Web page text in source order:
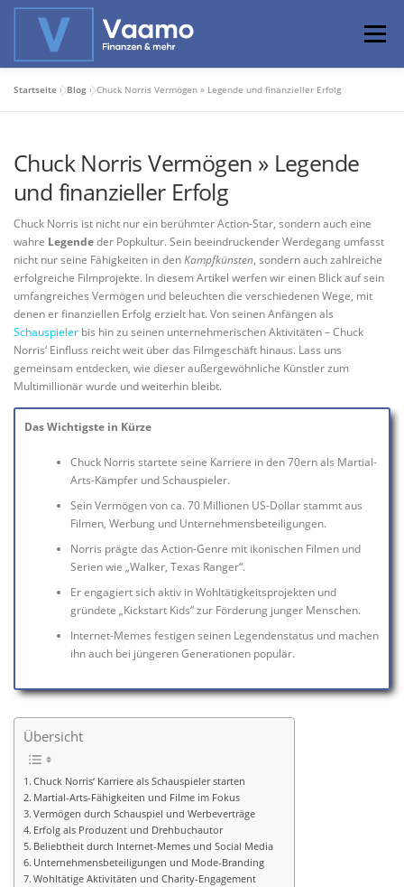
Zum
Menü
PROFIWISSEN ALTERSVORSORGE
PRIVATIER WERDEN
Startseite »Blog »Chuck Norris Vermögen » Legende und finanzieller Erfolg
Chuck Norris Vermögen » Legende
und finanzieller Erfolg
Chuck Norris ist nicht nur ein berühmter Action-Star, sondern auch eine
wahre Legendeder Popkultur. Sein beeindruckender Werdegang umfasst
nicht nur seine Fähigkeiten in denKampfkünsten, sondern auch zahlreiche
erfolgreiche Filmprojekte. In diesem Artikel werfen wir einen Blick auf sein
umfangreiches Vermögen und beleuchten die verschiedenen Wege, mit
denen er finanziellen Erfolg erzielt hat. Von seinen Anfängen als
Schauspieler bis hin zu seinen unternehmerischen Aktivitäten – Chuck
Norris‘ Einfluss reicht weit über das Filmgeschäft hinaus. Lass uns
gemeinsam entdecken, wie dieser außergewöhnliche Künstler zum
Multimillionär wurde und weiterhin bleibt.
Das Wichtigste in Kürze
Chuck Norris startete seine Karriere in den 70ern als Martial-
Arts-Kämpfer und Schauspieler.
Sein Vermögen von ca. 70 Millionen US-Dollar stammt aus
Filmen, Werbung und Unternehmensbeteiligungen.
Norris prägte das Action-Genre mit ikonischen Filmen und
Serien wie „Walker, Texas Ranger“.
Er engagiert sich aktiv in Wohltätigkeitsprojekten und
gründete „Kickstart Kids“ zur Förderung junger Menschen.
Internet-Memes festigen seinen Legendenstatus und machen
ihn auch bei jüngeren Generationen populär.
Übersicht
Chuck Norris‘ Karriere als Schauspieler starten
Martial-Arts-Fähigkeiten und Filme im Fokus
Vermögen durch Schauspiel und Werbeverträge
Erfolg als Produzent und Drehbuchautor
Beliebtheit durch Internet-Memes und Social Media
Unternehmensbeteiligungen und Mode-Branding
Wohltätige Aktivitäten und Charity-Engagement